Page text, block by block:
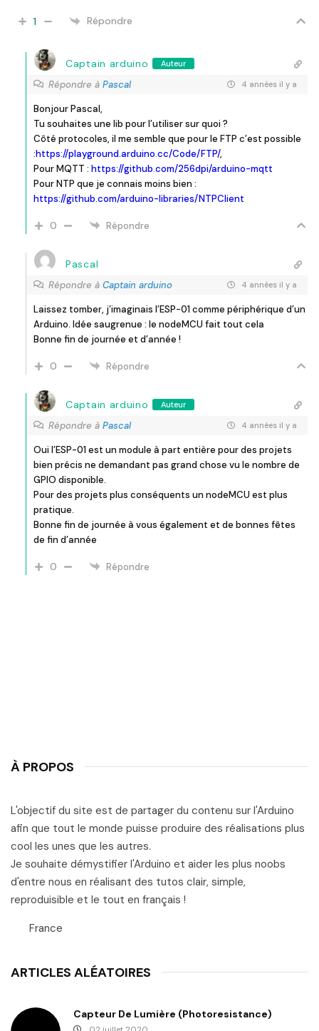
1 Répondre
Captain arduino Auteur
Répondre à Pascal 4 années il y a
Bonjour Pascal,
Tu souhaites une lib pour l’utiliser sur quoi ?
Côté protocoles, il me semble que pour le FTP c’est possible
:https://playground.arduino.cc/Code/FTP/,
Pour MQTT : https://github.com/256dpi/arduino-mqtt
Pour NTP que je connais moins bien :
https://github.com/arduino-libraries/NTPClient
0 Répondre
Pascal
Répondre à Captain arduino 4 années il y a
Laissez tomber, j’imaginais l’ESP-01 comme périphérique d’un
Arduino. Idée saugrenue : le nodeMCU fait tout cela
Bonne fin de journée et d’année !
0 Répondre
Captain arduino Auteur
Répondre à Pascal 4 années il y a
Oui l’ESP-01 est un module à part entière pour des projets
bien précis ne demandant pas grand chose vu le nombre de
GPIO disponible.
Pour des projets plus conséquents un nodeMCU est plus
pratique.
Bonne fin de journée à vous également et de bonnes fêtes
de fin d’année
0 Répondre
À PROPOS
L'objectif du site est de partager du contenu sur l'Arduino
afin que tout le monde puisse produire des réalisations plus
cool les unes que les autres.
Je souhaite démystifier l'Arduino et aider les plus noobs
d'entre nous en réalisant des tutos clair, simple,
reproduisible et le tout en français !
France
ARTICLES ALÉATOIRES
Capteur De Lumière (photoresistance)